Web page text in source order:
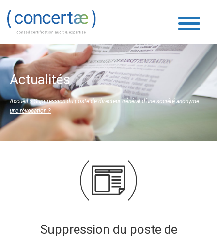
Actualités
Accueil»Suppression du poste de directeur général d’une société anonyme :
une révocation ?
Suppression du poste de